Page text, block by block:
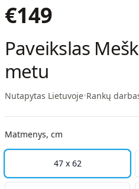
€149
Paveikslas
metu
Nutapytas Lietuvoje•Rankų
Matmenys, cm
47 x 62